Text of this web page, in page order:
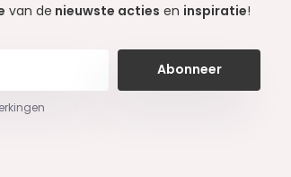
van de nieuwste acties en inspiratie!
Abonneer